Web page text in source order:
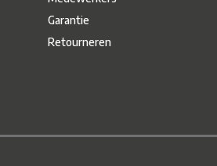
Garantie
Retourneren